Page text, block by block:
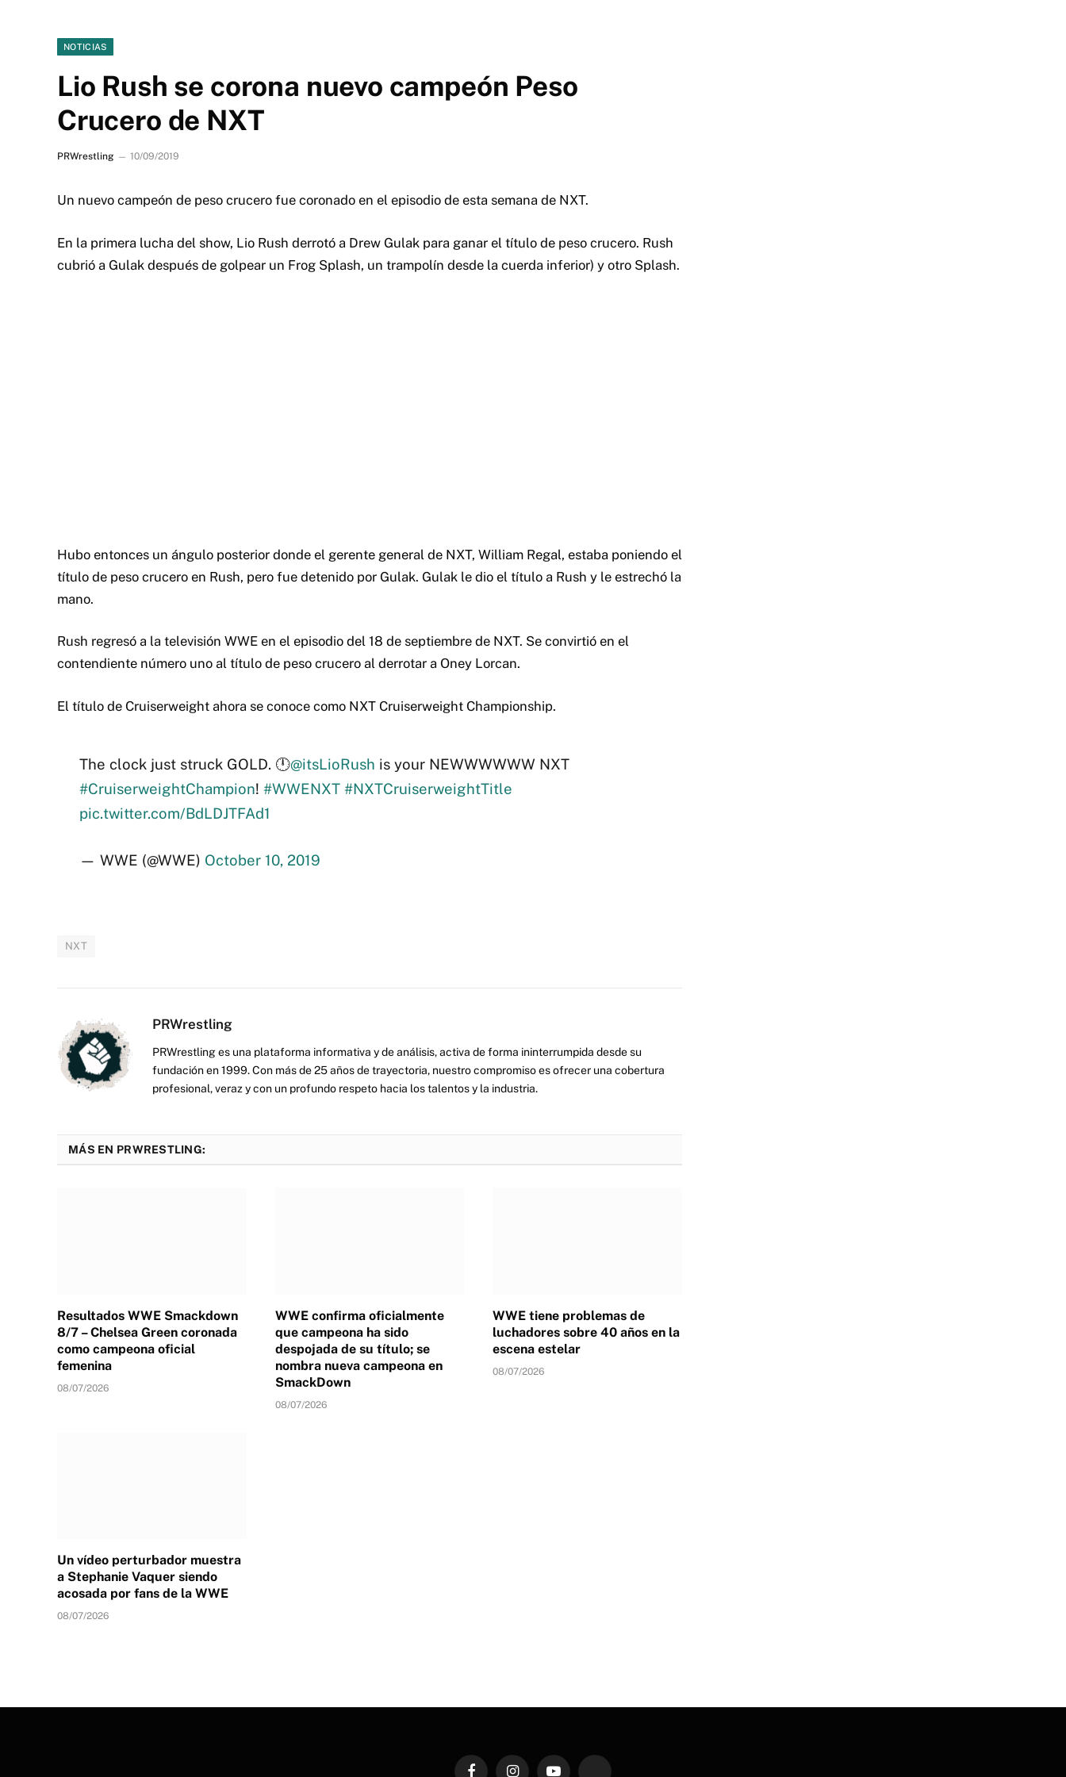
NOTICIAS
Lio Rush se corona nuevo campeón Peso
Crucero de NXT
PRWrestling 10/09/2019
Un nuevo campeón de peso crucero fue coronado en el episodio de esta semana de NXT.
En la primera lucha del show, Lio Rush derrotó a Drew Gulak para ganar el título de peso crucero. Rush
cubrió a Gulak después de golpear un Frog Splash, un trampolín desde la cuerda inferior) y otro Splash.
Hubo entonces un ángulo posterior donde el gerente general de NXT, William Regal, estaba poniendo el
título de peso crucero en Rush, pero fue detenido por Gulak. Gulak le dio el título a Rush y le estrechó la
mano.
Rush regresó a la televisión WWE en el episodio del 18 de septiembre de NXT. Se convirtió en el
contendiente número uno al título de peso crucero al derrotar a Oney Lorcan.
El título de Cruiserweight ahora se conoce como NXT Cruiserweight Championship.
The clock just struck GOLD. 🕛@itsLioRush is your NEWWWWWW NXT
#CruiserweightChampion! #WWENXT #NXTCruiserweightTitle
pic.twitter.com/BdLDJTFAd1
— WWE (@WWE) October 10, 2019
NXT
PRWrestling
PRWrestling es una plataforma informativa y de análisis, activa de forma ininterrumpida desde su
fundación en 1999. Con más de 25 años de trayectoria, nuestro compromiso es ofrecer una cobertura
profesional, veraz y con un profundo respeto hacia los talentos y la industria.
MÁS EN PRWRESTLING:
Resultados WWE Smackdown
8/7 – Chelsea Green coronada
como campeona oficial
femenina
08/07/2026
WWE confirma oficialmente
que campeona ha sido
despojada de su título; se
nombra nueva campeona en
SmackDown
08/07/2026
WWE tiene problemas de
luchadores sobre 40 años en la
escena estelar
08/07/2026
Un vídeo perturbador muestra
a Stephanie Vaquer siendo
acosada por fans de la WWE
08/07/2026